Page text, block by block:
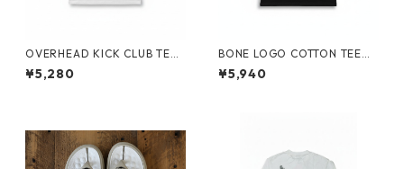
OVERHEAD KICK CLUB TEE
（全2カラー）1820301034
¥5,280
BONE LOGO COTTON TEE
（全2カラー）1820301036
¥5,940